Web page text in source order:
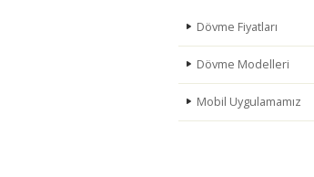
Dövme Fiyatları
Dövme Modelleri
Mobil Uygulamamız